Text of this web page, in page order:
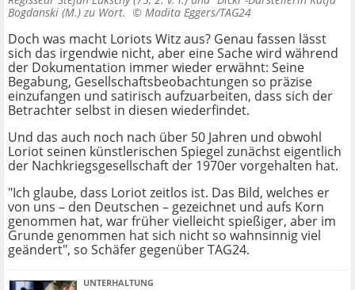
Bogdanski (M.) zu Wort. © Madita Eggers/TAG24
Doch was macht Loriots Witz aus? Genau fassen lässt
sich das irgendwie nicht, aber eine Sache wird während
der Dokumentation immer wieder erwähnt: Seine
Begabung, Gesellschaftsbeobachtungen so präzise
einzufangen und satirisch aufzuarbeiten, dass sich der
Betrachter selbst in diesen wiederfindet.
Und das auch noch nach über 50 Jahren und obwohl
Loriot seinen künstlerischen Spiegel zunächst eigentlich
der Nachkriegsgesellschaft der 1970er vorgehalten hat.
"Ich glaube, dass Loriot zeitlos ist. Das Bild, welches er
von uns – den Deutschen – gezeichnet und aufs Korn
genommen hat, war früher vielleicht spießiger, aber im
Grunde genommen hat sich nicht so wahnsinnig viel
geändert", so Schäfer gegenüber TAG24.
UNTERHALTUNG